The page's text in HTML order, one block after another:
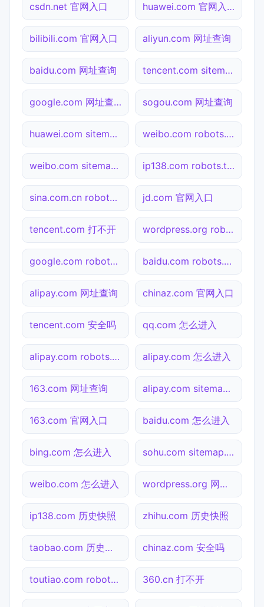
csdn.net 官网入口 huawei.com 官网入口
bilibili.com 官网入口 aliyun.com 网址查询
baidu.com 网址查询 tencent.com sitemap.xml检测
google.com 网址查询 sogou.com 网址查询
huawei.com sitemap.xml检测 weibo.com robots.txt检测
weibo.com sitemap.xml检测 ip138.com robots.txt检测
sina.com.cn robots.txt检测 jd.com 官网入口
tencent.com 打不开 wordpress.org robots.txt检测
google.com robots.txt检测 baidu.com robots.txt检测
alipay.com 网址查询 chinaz.com 官网入口
tencent.com 安全吗 qq.com 怎么进入
alipay.com robots.txt检测 alipay.com 怎么进入
163.com 网址查询 alipay.com sitemap.xml检测
163.com 官网入口 baidu.com 怎么进入
bing.com 怎么进入 sohu.com sitemap.xml检测
weibo.com 怎么进入 wordpress.org 网址查询
ip138.com 历史快照 zhihu.com 历史快照
taobao.com 历史快照 chinaz.com 安全吗
toutiao.com robots.txt检测 360.cn 打不开